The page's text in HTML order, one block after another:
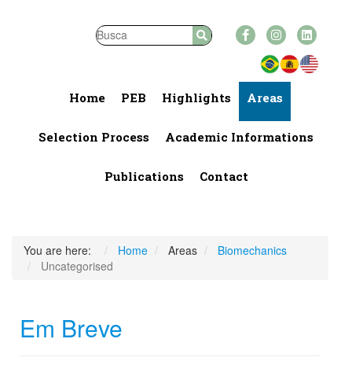
Home PEB Highlights Areas
Selection Process Academic Informations
Publications Contact
You are here: Home Areas
Biomechanics
Uncategorised
Em Breve